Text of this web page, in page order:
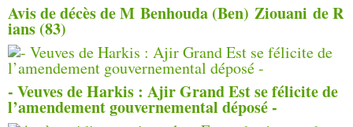
Avis de décès de M Benhouda (Ben) Ziouani de R
ians (83)
- Veuves de Harkis : Ajir Grand Est se félicite de
l’amendement gouvernemental déposé -